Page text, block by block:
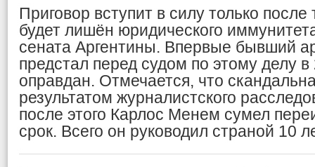
Приговор вступит в силу только после
будет лишён юридического
сената Аргентины. Впервые бывший
предстал перед судом по этому делу в
оправдан. Отмечается, что
результатом журналистского
после этого Карлос Менем сумел
срок. Всего он руководил страной 10